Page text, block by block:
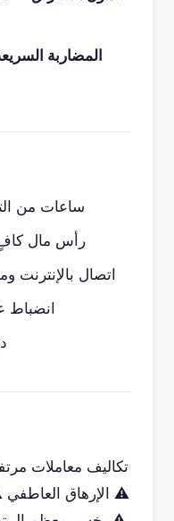
المضاربة
⏰ 2-4 ساعات
💵 رأس مال كافٍ ($5,000+
📱 اتصال
🧠
⚠️ الإرهاق العاطفي